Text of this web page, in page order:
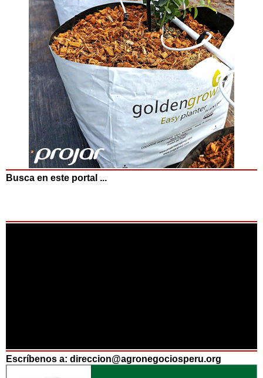
Busca en este portal ...
Escríbenos a: direccion@agronegociosperu.org